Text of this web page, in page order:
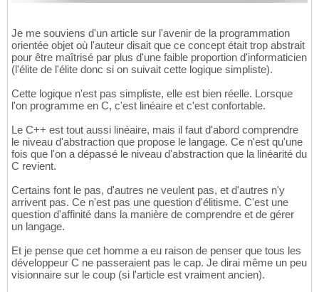
Je me souviens d'un article sur l'avenir de la programmation
orientée objet où l'auteur disait que ce concept était trop abstrait
pour être maîtrisé par plus d'une faible proportion d'informaticien
(l'élite de l'élite donc si on suivait cette logique simpliste).
Cette logique n'est pas simpliste, elle est bien réelle. Lorsque
l'on programme en C, c'est linéaire et c'est confortable.
Le C++ est tout aussi linéaire, mais il faut d'abord comprendre
le niveau d'abstraction que propose le langage. Ce n'est qu'une
fois que l'on a dépassé le niveau d'abstraction que la linéarité du
C revient.
Certains font le pas, d'autres ne veulent pas, et d'autres n'y
arrivent pas. Ce n'est pas une question d'élitisme. C'est une
question d'affinité dans la manière de comprendre et de gérer
un langage.
Et je pense que cet homme a eu raison de penser que tous les
développeur C ne passeraient pas le cap. Je dirai même un peu
visionnaire sur le coup (si l'article est vraiment ancien).